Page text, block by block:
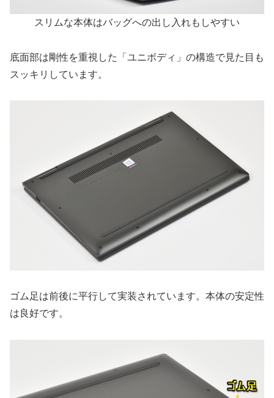
スリムな本体はバッグへの出し入れもしやすい
底面部は剛性を重視した「ユニボディ」の構造で見た目も
スッキリしています。
ゴム足は前後に平行して実装されています。本体の安定性
は良好です。